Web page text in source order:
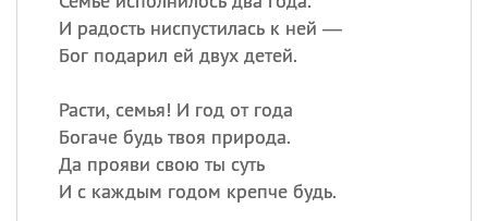
И радость ниспустилась к ней —
Бог подарил ей двух детей.
Расти, семья! И год от года
Богаче будь твоя природа.
Да прояви свою ты суть
И с каждым годом крепче будь.